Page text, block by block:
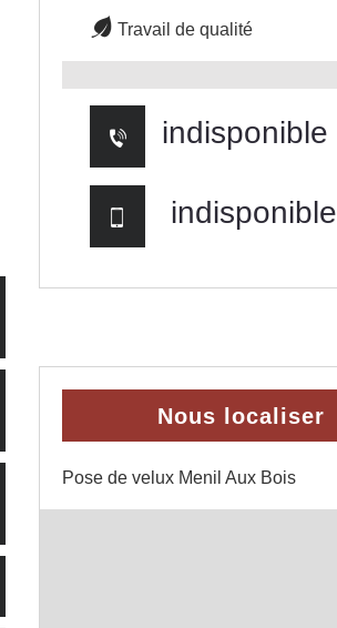
Travail de qualité
indisponible
indisponible
Nous localiser
Pose de velux Menil Aux Bois